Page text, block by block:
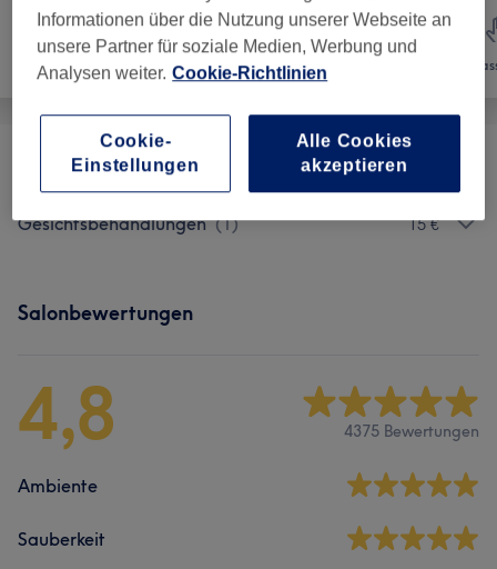
Friseur Gesicht
Augenbrauen & Wimpernbehandlungen (1)
Gesichtsbehandlungen (1) 15 €
Salonbewertungen
4,8 4375 Bewertungen
Ambiente
Sauberkeit
Informationen über die Nutzung unserer Webseite an
unsere Partner für soziale Medien, Werbung und
Analysen weiter. Cookie-Richtlinien
Cookie-
Einstellungen
Alle Cookies
akzeptieren